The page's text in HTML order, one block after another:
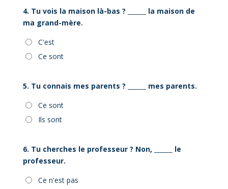
4. Tu vois la maison là-bas ? ______ la maison de
ma grand-mère.
C'est
Ce sont
5. Tu connais mes parents ? ______ mes parents.
Ce sont
Ils sont
6. Tu cherches le professeur ? Non, ______ le
professeur.
Ce n'est pas